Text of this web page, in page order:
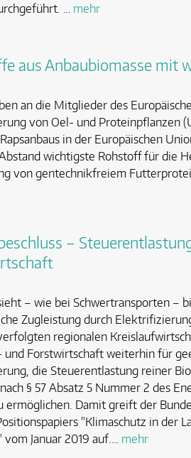
… mehr
aus Anbaubiomasse mit
an die Mitglieder des
von Oel- und Proteinpflanzen
in der Europäischen
wichtigste Rohstoff für die
von gentechnikfreiem
–
– wie bei Schwertransporten –
Zugleistung durch
regionalen
und Forstwirtschaft weiterhin für
die Steuerentlastung reiner
§ 57 Absatz 5 Nummer 2 des
ermöglichen. Damit greift der
"Klimaschutz in der
Januar 2019 auf.… mehr